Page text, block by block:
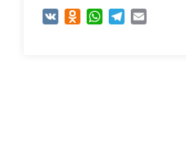
VK Odnoklassniki
WhatsAppTelegram